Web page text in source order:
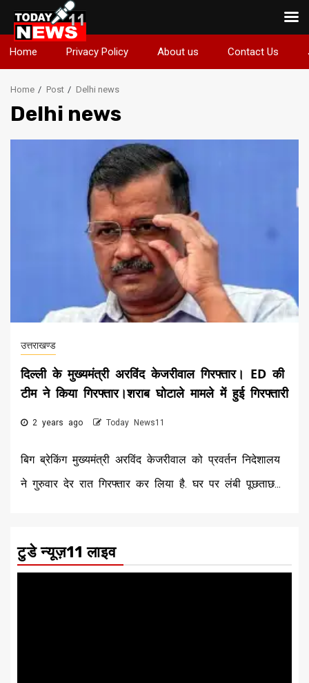
Skip
content
Home Privacy Policy About us Contact Us
Home Post Delhi news
Delhi news
उत्तराखण्ड
दिल्ली के मुख्यमंत्री अरविंद केजरीवाल गिरफ्तार। ED की
टीम ने किया गिरफ्तार।शराब घोटाले मामले में हुई गिरफ्तारी
2 years ago Today News11
बिग ब्रेकिंग मुख्‍यमंत्री अरविंद केजरीवाल को प्रवर्तन निदेशालय
ने गुरुवार देर रात गिरफ्तार कर लिया है. घर पर लंबी पूछताछ...
टुडे न्यूज़11 लाइव